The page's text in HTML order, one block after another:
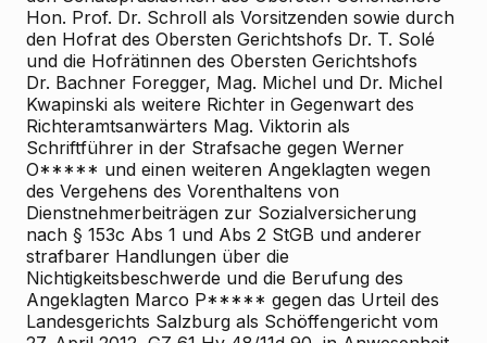
Hon. Prof. Dr. Schroll als Vorsitzenden sowie durch
den Hofrat des Obersten Gerichtshofs Dr. T. Solé
und die Hofrätinnen des Obersten Gerichtshofs
Dr. Bachner Foregger, Mag. Michel und Dr. Michel
Kwapinski als weitere Richter in Gegenwart des
Richteramtsanwärters Mag. Viktorin als
Schriftführer in der Strafsache gegen Werner
O***** und einen weiteren Angeklagten wegen
des Vergehens des Vorenthaltens von
Dienstnehmerbeiträgen zur Sozialversicherung
nach § 153c Abs 1 und Abs 2 StGB und anderer
strafbarer Handlungen über die
Nichtigkeitsbeschwerde und die Berufung des
Angeklagten Marco P***** gegen das Urteil des
Landesgerichts Salzburg als Schöffengericht vom